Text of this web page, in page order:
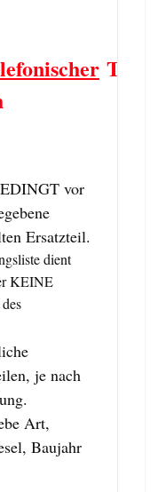
vor
Ersatzteil.
dient
KEINE
je nach
Art,
Baujahr